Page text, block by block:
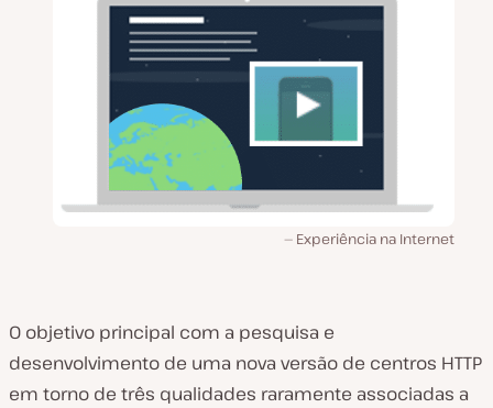
Experiência na Internet
O objetivo principal com a pesquisa e
desenvolvimento de uma nova versão de centros HTTP
em torno de três qualidades raramente associadas a